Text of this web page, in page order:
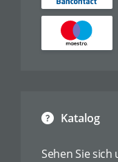
Katalog
Sehen Sie